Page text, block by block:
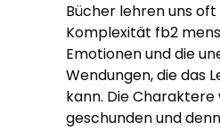
Bücher lehren uns
Komplexität fb2
Emotionen und die
Wendungen, die das
kann. Die Charaktere
geschunden und